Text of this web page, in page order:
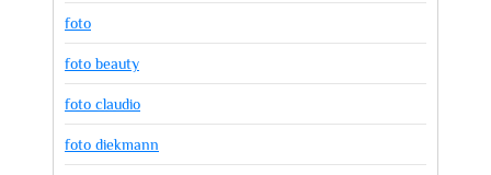
foto
foto beauty
foto claudio
foto diekmann